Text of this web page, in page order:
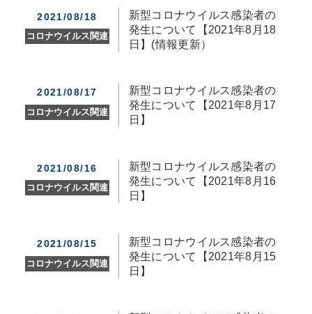
2021/08/18
コロナウイルス関連
新型コロナウイルス感染者の
発生について【2021年8月18
日】(情報更新）
2021/08/17
コロナウイルス関連
新型コロナウイルス感染者の
発生について【2021年8月17
日】
2021/08/16
コロナウイルス関連
新型コロナウイルス感染者の
発生について【2021年8月16
日】
2021/08/15
コロナウイルス関連
新型コロナウイルス感染者の
発生について【2021年8月15
日】